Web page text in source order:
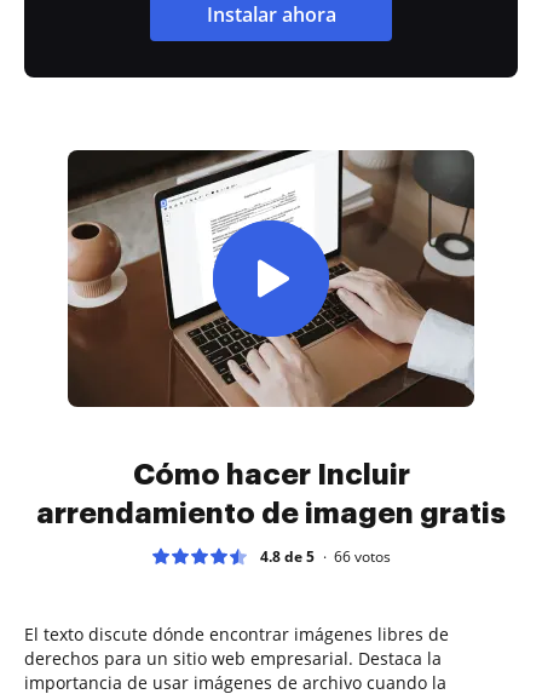
Instalar ahora
Cómo hacer Incluir
arrendamiento de imagen gratis
4.8 de 5 66votos
El texto discute dónde encontrar imágenes libres de
derechos para un sitio web empresarial. Destaca la
importancia de usar imágenes de archivo cuando la